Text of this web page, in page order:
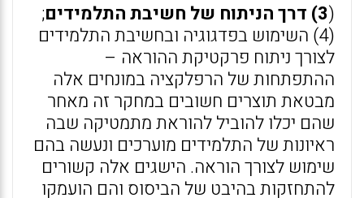
(3) דרך הניתוח של חשיבת התלמידים
;
(4) השימוש בפדגוגיה ובחשיבת התלמידים
לצורך ניתוח פרקטיקת ההוראה –
ההתפתחות של הרפלקציה במונחים אלה
מבטאת תוצרים חשובים במחקר זה מאחר
שהם יכלו להוביל להוראת מתמטיקה שבה
ראיונות של התלמידים מוערכים ונעשה בהם
שימוש לצורך הוראה. הישגים אלה קשורים
להתחזקות בהיבט של הביסוס והם הועמקו